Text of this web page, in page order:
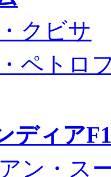
クビサ
ペトロ
ディア
ン・ス